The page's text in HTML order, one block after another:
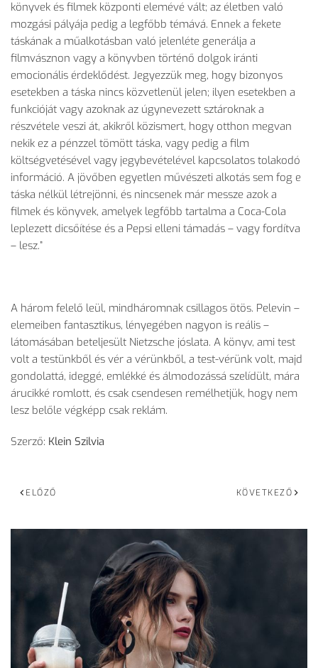
könyvek és filmek központi elemévé vált; az életben való
mozgási pályája pedig a legfőbb témává. Ennek a fekete
táskának a műalkotásban való jelenléte generálja a
filmvásznon vagy a könyvben történő dolgok iránti
emocionális érdeklődést. Jegyezzük meg, hogy bizonyos
esetekben a táska nincs közvetlenül jelen; ilyen esetekben a
funkcióját vagy azoknak az úgynevezett sztároknak a
részvétele veszi át, akikről közismert, hogy otthon megvan
nekik ez a pénzzel tömött táska, vagy pedig a film
költségvetésével vagy jegybevételével kapcsolatos tolakodó
információ. A jövőben egyetlen művészeti alkotás sem fog e
táska nélkül létrejönni, és nincsenek már messze azok a
filmek és könyvek, amelyek legfőbb tartalma a Coca-Cola
leplezett dicsőítése és a Pepsi elleni támadás – vagy fordítva
– lesz.”
A három felelő leül, mindháromnak csillagos ötös. Pelevin –
elemeiben fantasztikus, lényegében nagyon is reális –
látomásában beteljesült Nietzsche jóslata. A könyv, ami test
volt a testünkből és vér a vérünkből, a test-vérünk volt, majd
gondolattá, ideggé, emlékké és álmodozássá szelídült, mára
árucikké romlott, és csak csendesen remélhetjük, hogy nem
lesz belőle végképp csak reklám.
Szerző: Klein Szilvia
ELŐZŐ KÖVETKEZŐ